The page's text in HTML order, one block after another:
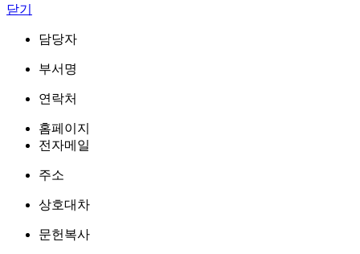
닫기
담당자
부서명
연락처
홈페이지
전자메일
주소
상호대차
문헌복사